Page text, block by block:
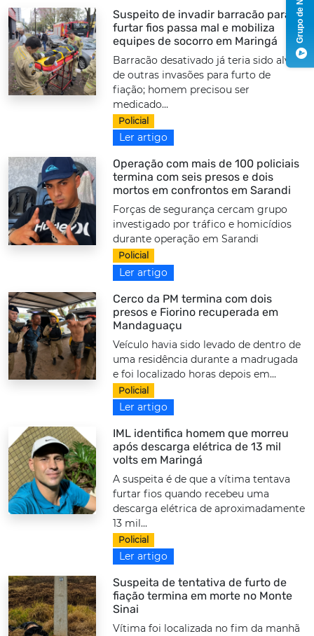
Suspeito de invadir barracão para
furtar fios passa mal e mobiliza
equipes de socorro em Maringá
Barracão desativado já teria sido alvo
de outras invasões para furto de
fiação; homem precisou ser
medicado...
Policial
Ler artigo
Operação com mais de 100 policiais
termina com seis presos e dois
mortos em confrontos em Sarandi
Forças de segurança cercam grupo
investigado por tráfico e homicídios
durante operação em Sarandi
Policial
Ler artigo
Cerco da PM termina com dois
presos e Fiorino recuperada em
Mandaguaçu
Veículo havia sido levado de dentro de
uma residência durante a madrugada
e foi localizado horas depois em...
Policial
Ler artigo
IML identifica homem que morreu
após descarga elétrica de 13 mil
volts em Maringá
A suspeita é de que a vítima tentava
furtar fios quando recebeu uma
descarga elétrica de aproximadamente
13 mil...
Policial
Ler artigo
Suspeita de tentativa de furto de
fiação termina em morte no Monte
Sinai
Vítima foi localizada no fim da manhã